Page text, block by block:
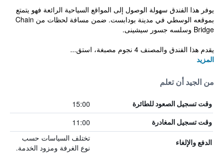
يوفر هذا الفندق سهولة الوصول إلى المواقع السياحية الرائعة فهو يتمتع
بموقعه الوسطي في مدينة بودابست. ضمن مسافة لحظات من Chain
Bridge وسلسه جسور سيشينى.
يقدم هذا الفندق والمصنف 4 نجوم مصبغة، استق...
المزيد
من الجيد أن تعلم
وقت تسجيل الصعود للطائرة 15:00
وقت تسجيل المغادرة 11:00
الدفع والإلغاء
تختلف السياسات حسب
نوع الغرفة ومزود الخدمة.